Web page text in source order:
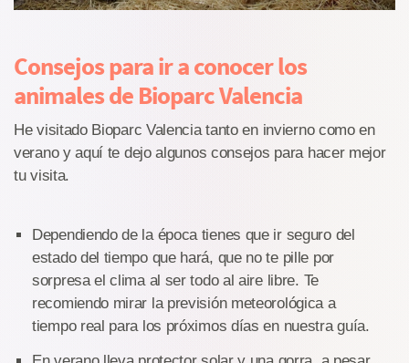
Consejos para ir a conocer los
animales de Bioparc Valencia
He visitado Bioparc Valencia tanto en invierno como en
verano y aquí te dejo algunos consejos para hacer mejor
tu visita.
Dependiendo de la época tienes que ir seguro del
estado del tiempo que hará, que no te pille por
sorpresa el clima al ser todo al aire libre. Te
recomiendo mirar la previsión meteorológica a
tiempo real para los próximos días en nuestra guía.